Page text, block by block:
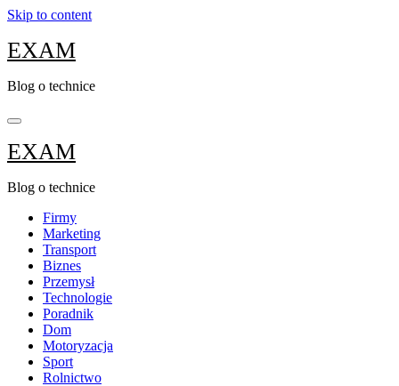
Skip to content
EXAM
Blog o technice
EXAM
Blog o technice
Firmy
Marketing
Transport
Biznes
Przemysł
Technologie
Poradnik
Dom
Motoryzacja
Sport
Rolnictwo